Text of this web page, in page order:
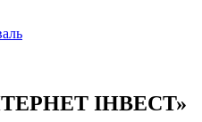
ІНВЕСТ»